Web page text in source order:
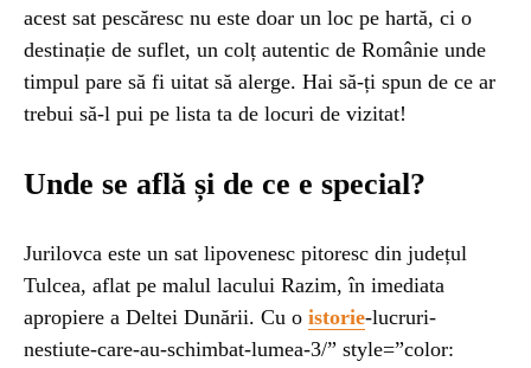
acest sat pescăresc nu este doar un loc pe hartă, ci o
destinație de suflet, un colț autentic de Românie unde
timpul pare să fi uitat să alerge. Hai să-ți spun de ce ar
trebui să-l pui pe lista ta de locuri de vizitat!
Unde se află și de ce e special?
Jurilovca este un sat lipovenesc pitoresc din județul
Tulcea, aflat pe malul lacului Razim, în imediata
apropiere a Deltei Dunării. Cu o istorie-lucruri-
nestiute-care-au-schimbat-lumea-3/” style=”color:
POPULAR
Pământului: Mit sau Realitate?
BLOG 2 years ago
Seriale turcesti:Top 5 cele mai bune seriale